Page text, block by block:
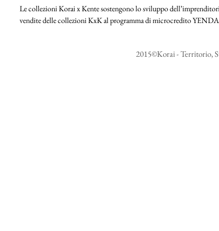
Le collezioni Korai x Kente sostengono lo sviluppo
vendite delle collezioni KxK al programma di microcredito
2015©Korai - Territorio,